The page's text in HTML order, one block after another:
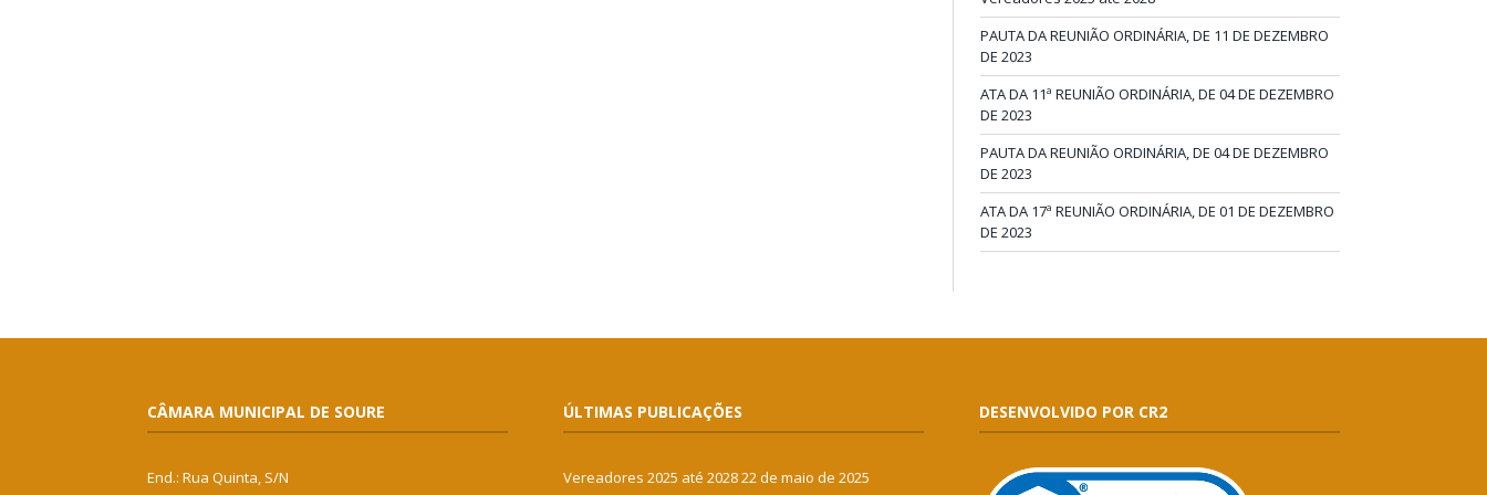
PAUTA DA REUNIÃO ORDINÁRIA, DE 11 DE DEZEMBRO
DE 2023
ATA DA 11ª REUNIÃO ORDINÁRIA, DE 04 DE DEZEMBRO
DE 2023
PAUTA DA REUNIÃO ORDINÁRIA, DE 04 DE DEZEMBRO
DE 2023
ATA DA 17ª REUNIÃO ORDINÁRIA, DE 01 DE DEZEMBRO
DE 2023
CÂMARA MUNICIPAL DE SOURE
End.: Rua Quinta, S/N
ÚLTIMAS PUBLICAÇÕES
Vereadores 2025 até 202822 de maio de 2025
DESENVOLVIDO POR CR2